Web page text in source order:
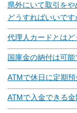
県外にいて取引をや
どうすればいいです
代理人カードとはど
国庫金の納付は可能
ATMで休日に定期
ATMで入金できる